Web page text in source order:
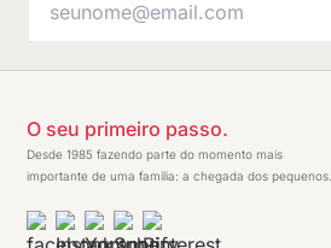
O seu primeiro passo.
Desde 1985 fazendo parte do momento mais
importante de uma família: a chegada dos pequenos.